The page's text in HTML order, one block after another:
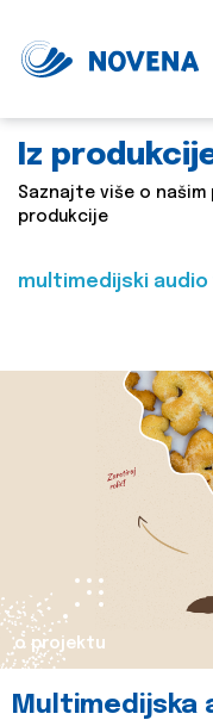
Iz
Saznajte više o
produkcije
multimedijski audio
o projektu
Multimedijska